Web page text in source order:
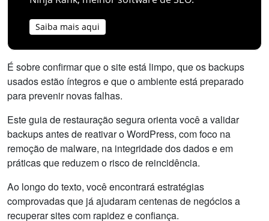
Saiba mais aqui
É sobre confirmar que o site está limpo, que os backups
usados estão íntegros e que o ambiente está preparado
para prevenir novas falhas.
Este guia de restauração segura orienta você a validar
backups antes de reativar o WordPress, com foco na
remoção de malware, na integridade dos dados e em
práticas que reduzem o risco de reincidência.
Ao longo do texto, você encontrará estratégias
comprovadas que já ajudaram centenas de negócios a
recuperar sites com rapidez e confiança.